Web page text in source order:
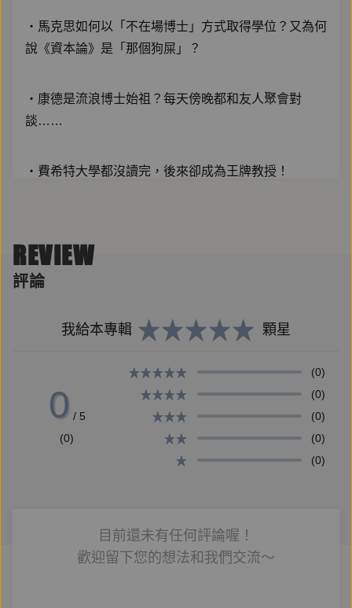
‧馬克思如何以「不在場博士」方式取得學位？又為何
說《資本論》是「那個狗屎」？
‧康德是流浪博士始祖？每天傍晚都和友人聚會對
談……
‧費希特大學都沒讀完，後來卻成為王牌教授！
學，追求個人志趣去了……
‧高達美晚年仍好學不倦，週週去旁聽後進教授的冷門
哲學時常予人高不可攀之感，尤其德國哲人們，更有玄
奧的「美名」，作者蔡慶樺專研歐陸思想（尤其當代德
陸哲學家、文人的思想精華，以及社會觀察。《萊茵河
哲學咖啡館》即是他閒暇時遍讀群書的創作。
REVIEW
評論
我給本專輯 顆星
0 / 5
(0)
(0)
(0)
(0)
(0)
(0)
目前還未有任何評論喔！
歡迎留下您的想法和我們交流～